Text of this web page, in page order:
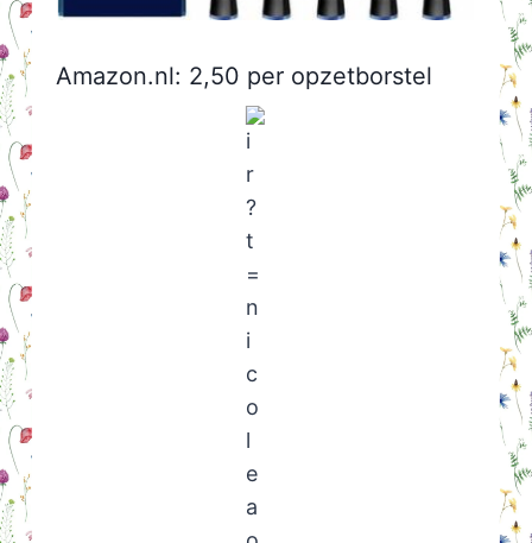
Amazon.nl: 2,50 per opzetborstel